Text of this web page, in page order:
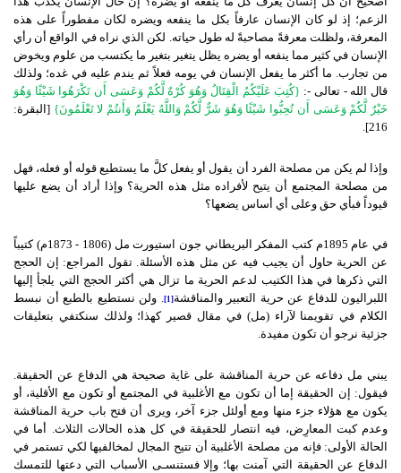
الزعم؛ إذ لو كان الإنسان عارفاً بكل ما ينفعه ويضره لكان مفطوراً على هذه
المعرفة، ولظلت معرفةً مصاحبةً له طول حياته. لكن الذي نراه في الواقع أن رأي
الإنسان في كثير مما ينفعه أو يضره يظل يتغير بتغير ما يكتسب من علوم ويخوض
من تجارب. ما أكثر ما يفعل الإنسان في يومه فعلاً ثم يندم عليه في غده؛ ولذلك
قال الله -تعالى -:
{كُتِبَ عَلَيْكُمُ الْقِتَالُ وَهُوَ كُرْهٌ لَّكُمْ وَعَسَى أَن تَكْرَهُوا شَيْئًا وَهُوَ
خَيْرٌ لَّكُمْ وَعَسَى أَن تُحِبُّوا شَيْئًا وَهُوَ شَرٌّ لَّكُمْ وَاللَّهُ يَعْلَمُ وَأَنتُمْ لا تَعْلَمُونَ}
[البقرة:
216
].
وإذا لم يكن من مصلحة الفرد أن يقول أو يفعل كلَّ ما يستطيع قوله أو فعله، فهل
من مصلحة المجتمع أن يتيح لأفراده مثل هذه الحرية؟ وإذا أراد أن يضع عليها
قيوداً فبأي حق وعلى أي أساس يضعها؟
في عام م كتب المفكر البريطاني جون استيورت مل (1806 - 1873 م)كتيباً
عن الحرية حاول أن يجيب فيه عن مثل هذه الأسئلة.تقول المراجع: إن الحجج
التي ذكرها في هذا الكتيب لدعم الحرية ما تزال هي أكثر الحجج التي يلجأ إليها
اللبراليون للدفاع عن حرية التعبير والمناقشة[1]
. ولن نستطيع بالطبع أن نبسط
الكلام في تقويمنا لآراء (مل)في مقال قصير كهذا؛ ولذلك سنكتفي بتعليقات
جزئية نرجو أن تكون مفيدة.
يبني مل دفاعه عن حرية المناقشة على غاية صحيحة هي الدفاع عن الحقيقة.
فيقول: إن الحقيقة إما أن تكون مع الأغلبية في المجتمع أو تكون مع الأقلية، أو
يكون مع هؤلاء جزء منها ومع أولئل جزء آخر، ويرى أن فتح باب حرية المناقشة
وعدم كبت المعارِض، فيه انتصار للحقيقة في كل هذه الحالات الثلاث. أما في
الحالة الأولى:فإنه من مصلحة الأغلبية أن تتيح المجال لمخالفيها لكي تستمر في
الدفاع عن الحقيقة التي آمنت بها؛ وإلا فستنسـى الأسباب التي دعتها للتمسك